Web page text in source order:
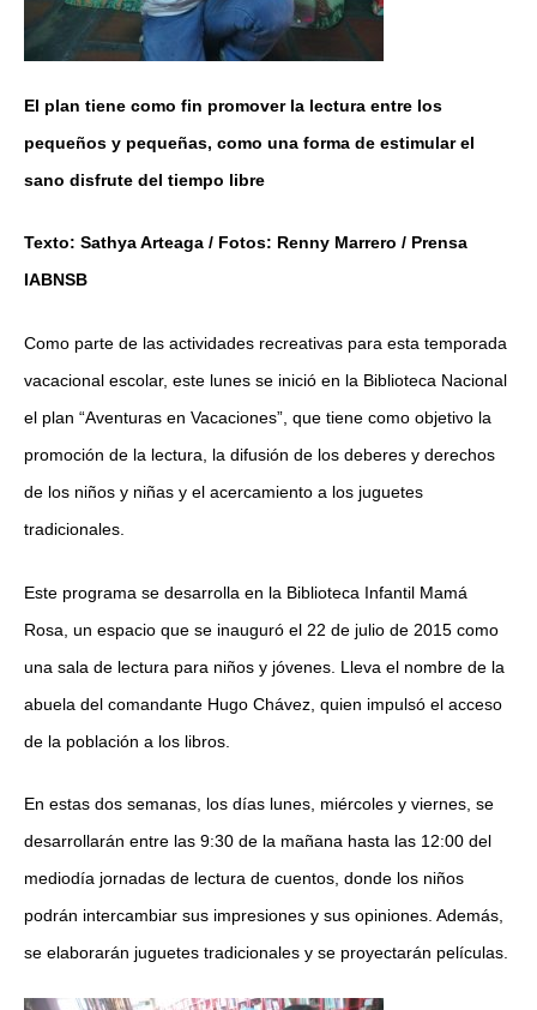
El plan tiene como fin promover la lectura entre los
pequeños y pequeñas, como una forma de estimular el
sano disfrute del tiempo libre
Texto: Sathya Arteaga / Fotos: Renny Marrero / Prensa
IABNSB
Como parte de las actividades recreativas para esta temporada
vacacional escolar, este lunes se inició en la Biblioteca Nacional
el plan “Aventuras en Vacaciones”, que tiene como objetivo la
promoción de la lectura, la difusión de los deberes y derechos
de los niños y niñas y el acercamiento a los juguetes
tradicionales.
Este programa se desarrolla en la Biblioteca Infantil Mamá
Rosa, un espacio que se inauguró el 22 de julio de 2015 como
una sala de lectura para niños y jóvenes. Lleva el nombre de la
abuela del comandante Hugo Chávez, quien impulsó el acceso
de la población a los libros.
En estas dos semanas, los días lunes, miércoles y viernes, se
desarrollarán entre las 9:30 de la mañana hasta las 12:00 del
mediodía jornadas de lectura de cuentos, donde los niños
podrán intercambiar sus impresiones y sus opiniones. Además,
se elaborarán juguetes tradicionales y se proyectarán películas.